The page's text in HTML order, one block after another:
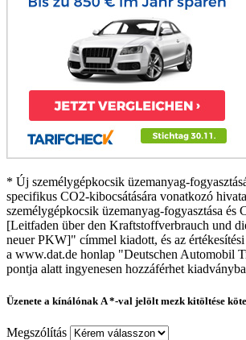
* Új személygépkocsik üzemanyag-
specifikus CO2-kibocsátására vonatkozó
személygépkocsik üzemanyag-fogyasztása és
[Leitfaden über den Kraftstoffverbrauch und
neuer PKW]" címmel kiadott, és az
a www.dat.de honlap "Deutschen Automobil
pontja alatt ingyenesen hozzáférhet
Üzenete a kínálónak A *-val jelölt mezk kitöltése
Megszólítás